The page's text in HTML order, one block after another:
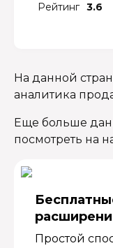
Рейтинг 3.6
На данной
аналитика
Еще больше
посмотреть на
Простой